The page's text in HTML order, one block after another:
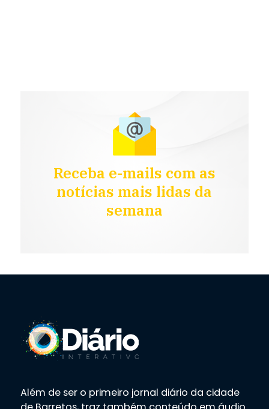
Receba e-mails com as
notícias mais lidas da
semana
Além de ser o primeiro jornal diário da cidade